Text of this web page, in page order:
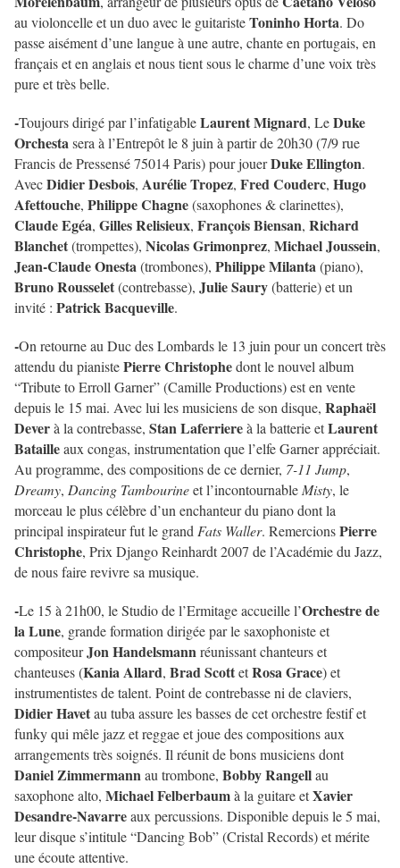
au violoncelle et un duo avec le guitaristeToninho Horta. Do
passe aisément d’une langue à une autre, chante en portugais, en
français et en anglais et nous tient sous le charme d’une voix très
pure et très belle.
-Toujours dirigé par l’infatigableLaurent Mignard, LeDuke
Orchestasera à l’Entrepôt le 8 juin à partir de 20h30 (7/9 rue
Francis de Pressensé 75014 Paris) pour jouerDuke Ellington.
AvecDidier Desbois, Aurélie Tropez, Fred Couderc, Hugo
Afettouche, Philippe Chagne(saxophones & clarinettes),
Claude Egéa, Gilles Relisieux, François Biensan, Richard
Blanchet(trompettes), Nicolas Grimonprez, Michael Joussein,
Jean-Claude Onesta(trombones), Philippe Milanta(piano),
Bruno Rousselet(contrebasse), Julie Saury(batterie) et un
invité : Patrick Bacqueville.
-On retourne au Duc des Lombards le 13 juin pour un concert très
attendu du pianistePierre Christophedont le nouvel album
“Tribute to Erroll Garner” (Camille Productions) est en vente
depuis le 15 mai. Avec lui les musiciens de son disque, Raphaël
Deverà la contrebasse, Stan Laferriereà la batterie etLaurent
Batailleaux congas, instrumentation que l’elfe Garner appréciait.
Au programme, des compositions de ce dernier, 7-11 Jump,
Dreamy, Dancing Tambourineet l’incontournable Misty, le
morceau le plus célèbre d’un enchanteur du piano dont la
principal inspirateur fut le grand Fats Waller. RemercionsPierre
Christophe, Prix Django Reinhardt 2007 de l’Académie du Jazz,
de nous faire revivre sa musique.
-Le 15 à 21h00, le Studio de l’Ermitage accueille l’Orchestre de
la Lune, grande formation dirigée par le saxophoniste et
compositeurJon Handelsmannréunissant chanteurs et
chanteuses (Kania Allard, Brad ScottetRosa Grace) et
instrumentistes de talent. Point de contrebasse ni de claviers,
Didier Havetau tuba assure les basses de cet orchestre festif et
funky qui mêle jazz et reggae et joue des compositions aux
arrangements très soignés. Il réunit de bons musiciens dont
Daniel Zimmermannau trombone, Bobby Rangellau
saxophone alto, Michael Felberbaumà la guitare etXavier
Desandre-Navarreaux percussions. Disponible depuis le 5 mai,
leur disque s’intitule “Dancing Bob” (Cristal Records) et mérite
une écoute attentive.